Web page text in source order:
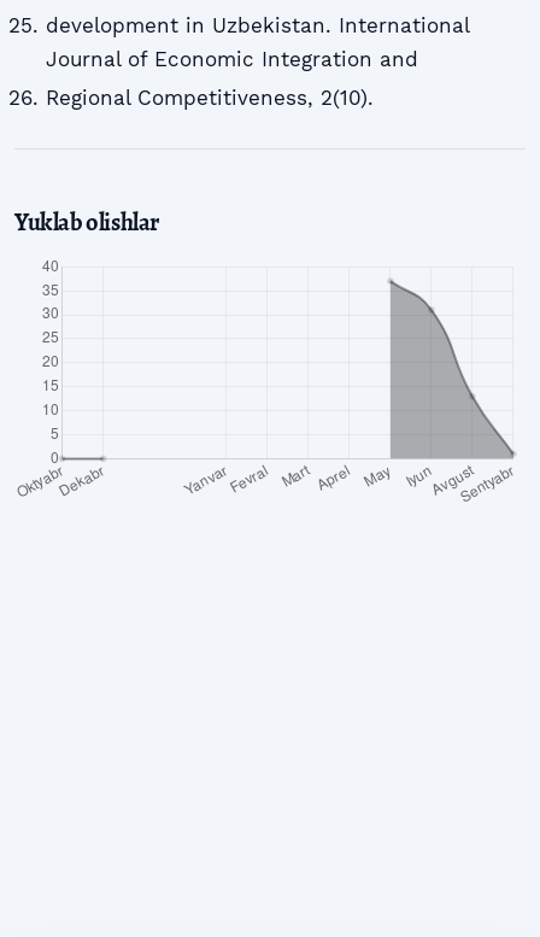
development in Uzbekistan. International
Journal of Economic Integration and
Regional Competitiveness, 2(10).
Yuklab olishlar